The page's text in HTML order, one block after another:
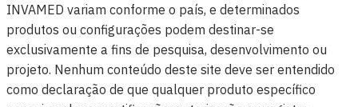
INVAMED variam conforme o país, e determinados
produtos ou configurações podem destinar-se
exclusivamente a fins de pesquisa, desenvolvimento ou
projeto. Nenhum conteúdo deste site deve ser entendido
como declaração de que qualquer produto específico